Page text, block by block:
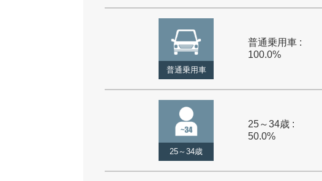
普通乗用車
普通乗用車 :
100.0%
25～34歳
25～34歳 :
50.0%